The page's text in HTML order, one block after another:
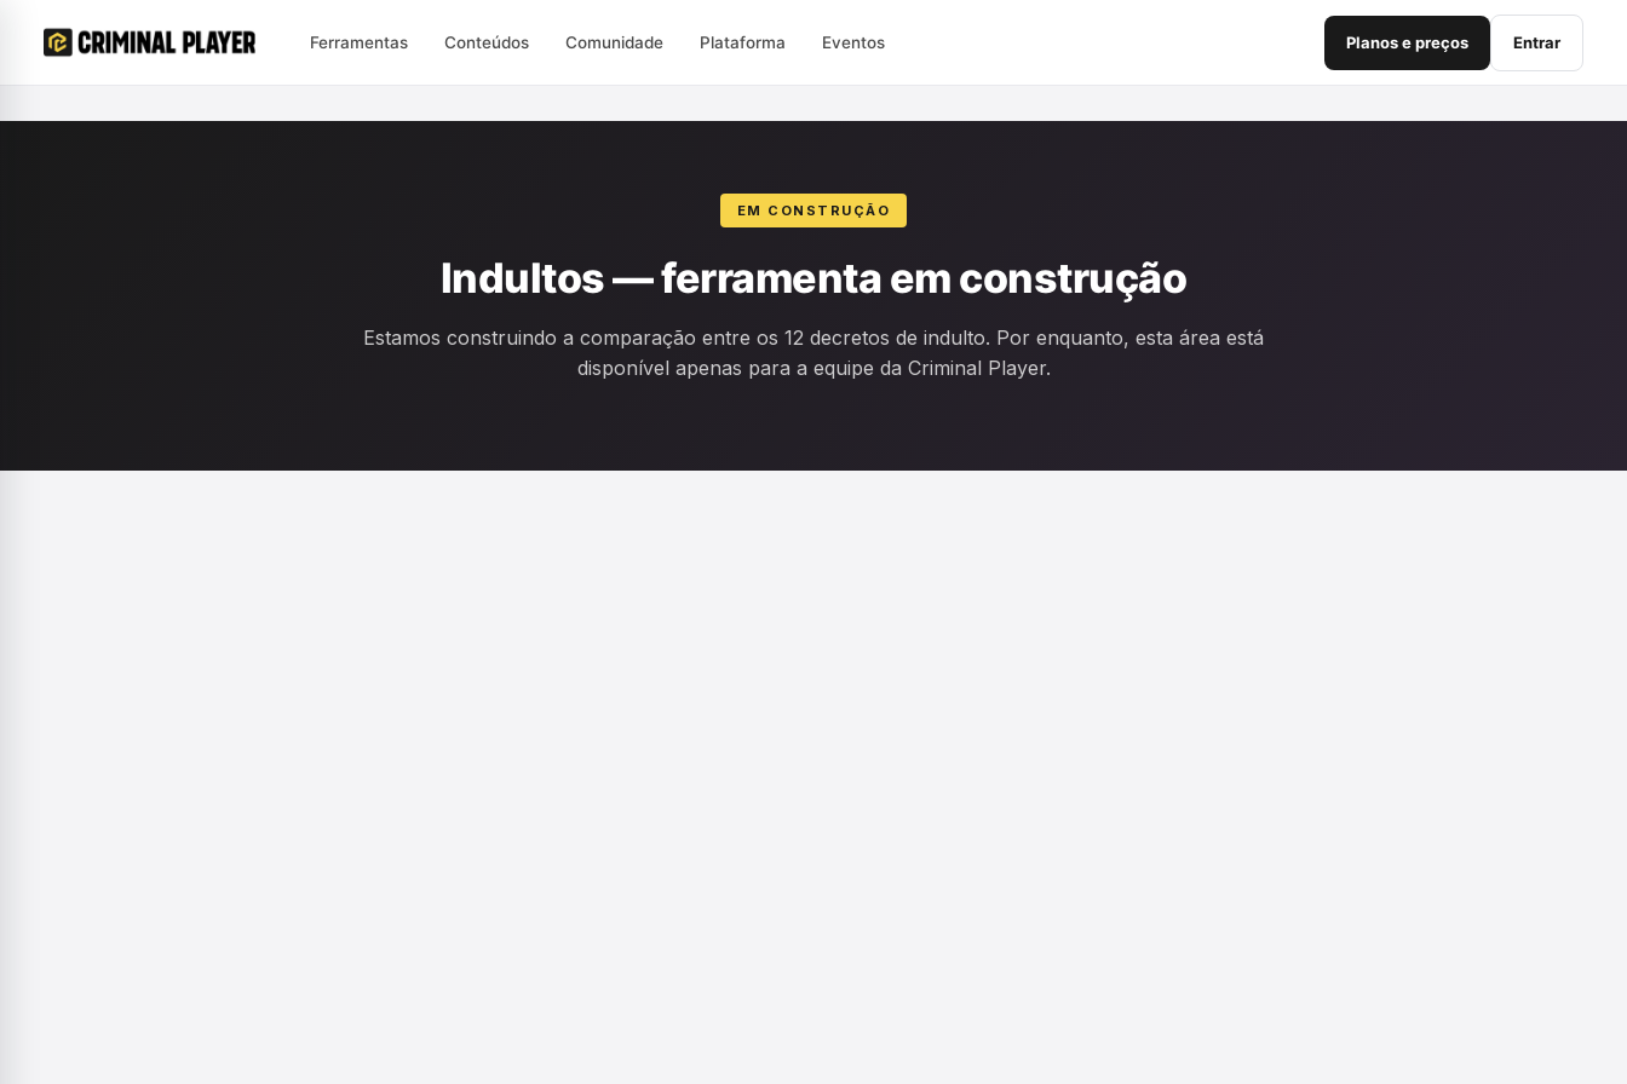
Ferramentas Conteúdos Comunidade Plataforma Eventos Planos e preços Entrar
EM CONSTRUÇÃO
Indultos — ferramenta em construção
Estamos construindo a comparação entre os 12 decretos de indulto. Por enquanto, esta área está
disponível apenas para a equipe da Criminal Player.